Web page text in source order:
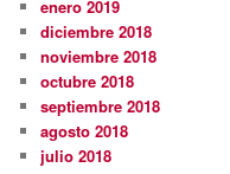
enero 2019
diciembre 2018
noviembre 2018
octubre 2018
septiembre 2018
agosto 2018
julio 2018